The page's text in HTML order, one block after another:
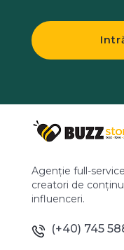
Agenție full-
creatori de
influenceri.
(+40) 745